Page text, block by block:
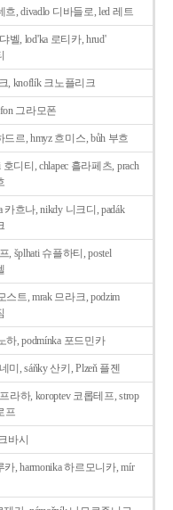
흐, divadlo 디바들로, led 레트
벨, lod'ka 로티카, hrud'
, knoflík 크노플리크
그라모폰
드르, hmyz 흐미스, bůh 부흐
호디티, chlapec 흘라페츠, prach
카흐나, nikdy 니크디, padák
, šplhati 슈플하티, postel
스트, mrak 므라크, podzim
하, podmínka 포드민카
미, sáňky 산키, Plzeň 플젠
라하, koroptev 코롭테프, strop
프
바시
카, harmonika 하르모니카, mír